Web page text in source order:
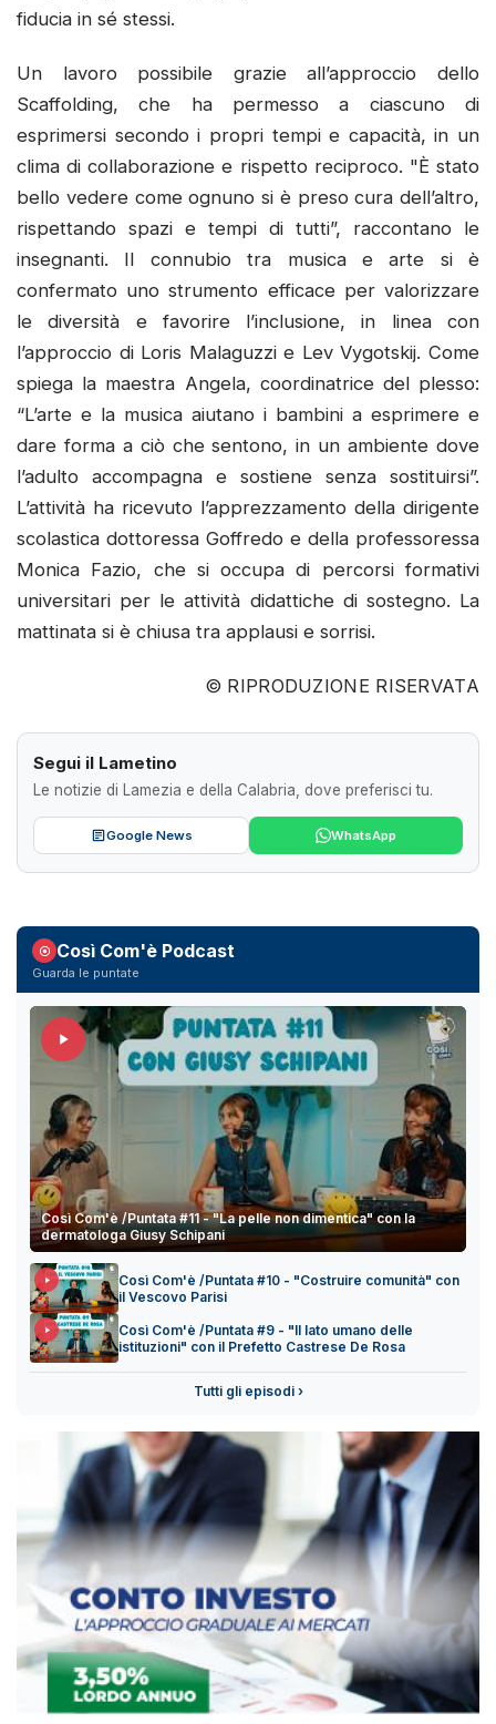
fiducia in sé stessi.
Un lavoro possibile grazie all’approccio dello
Scaffolding, che ha permesso a ciascuno di
esprimersi secondo i propri tempi e capacità, in un
clima di collaborazione e rispetto reciproco. "È stato
bello vedere come ognuno si è preso cura dell’altro,
rispettando spazi e tempi di tutti”, raccontano le
insegnanti. Il connubio tra musica e arte si è
confermato uno strumento efficace per valorizzare
le diversità e favorire l’inclusione, in linea con
l’approccio di Loris Malaguzzi e Lev Vygotskij. Come
spiega la maestra Angela, coordinatrice del plesso:
“L’arte e la musica aiutano i bambini a esprimere e
dare forma a ciò che sentono, in un ambiente dove
l’adulto accompagna e sostiene senza sostituirsi”.
L’attività ha ricevuto l’apprezzamento della dirigente
scolastica dottoressa Goffredo e della professoressa
Monica Fazio, che si occupa di percorsi formativi
universitari per le attività didattiche di sostegno. La
mattinata si è chiusa tra applausi e sorrisi.
© RIPRODUZIONE RISERVATA
Segui il Lametino
Le notizie di Lamezia e della Calabria, dove preferisci tu.
Google News WhatsApp
Così Com'è Podcast
Guarda le puntate
Così Com'è /Puntata #11 - "La pelle non dimentica" con la
dermatologa Giusy Schipani
Così Com'è /Puntata #10 - "Costruire comunità" con
il Vescovo Parisi
Così Com'è /Puntata #9 - "Il lato umano delle
istituzioni" con il Prefetto Castrese De Rosa
Tutti gli episodi ›